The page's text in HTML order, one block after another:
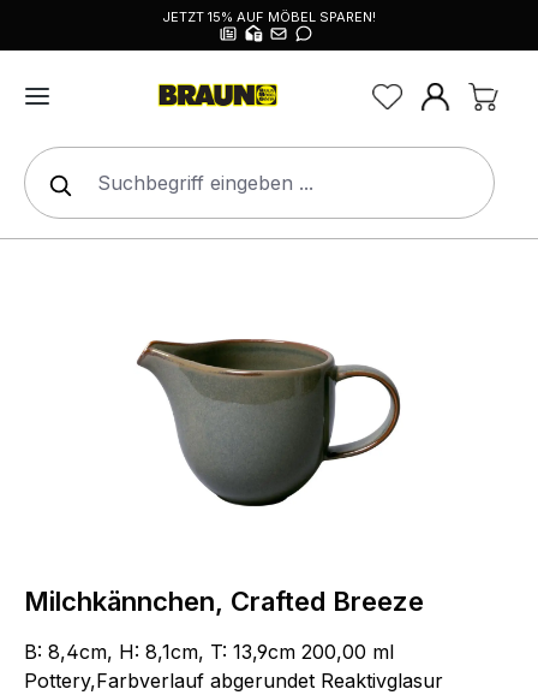
JETZT 15% AUF MÖBEL SPAREN!
Milchkännchen, Crafted Breeze
B: 8,4cm, H: 8,1cm, T: 13,9cm 200,00 ml
Pottery,Farbverlauf abgerundet Reaktivglasur